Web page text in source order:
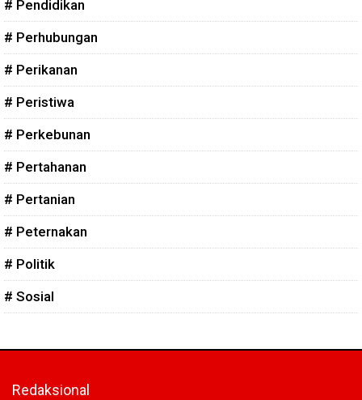
# Pendidikan
# Perhubungan
# Perikanan
# Peristiwa
# Perkebunan
# Pertahanan
# Pertanian
# Peternakan
# Politik
# Sosial
Redaksional